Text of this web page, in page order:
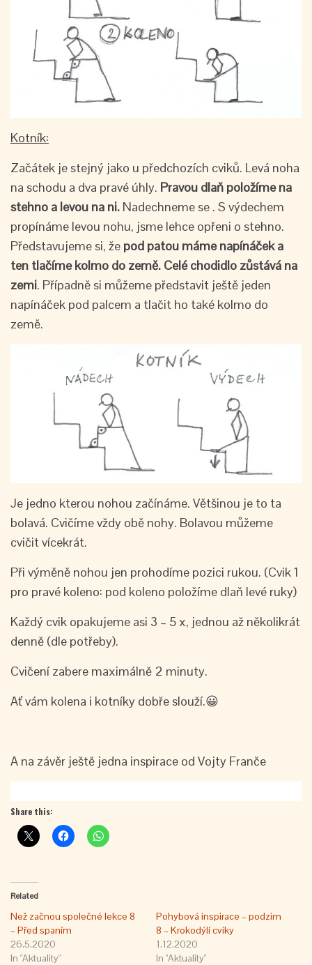
Kotník:
Začátek je stejný jako u předchozích cviků. Levá noha
na schodu a dva pravé úhly. Pravou dlaň položíme na
stehno a levou na ni. Nadechneme se . S výdechem
propínáme levou nohu, jsme lehce opřeni o stehno.
Představujeme si, že pod patou máme napínáček a
ten tlačíme kolmo do země. Celé chodidlo zůstává na
zemi. Případně si můžeme představit ještě jeden
napínáček pod palcem a tlačit ho také kolmo do
země.
Je jedno kterou nohou začínáme. Většinou je to ta
bolavá. Cvičíme vždy obě nohy. Bolavou můžeme
cvičit vícekrát.
Při výměně nohou jen prohodíme pozici rukou. (Cvik 1
pro pravé koleno: pod koleno položíme dlaň levé ruky)
Každý cvik opakujeme asi 3 – 5 x, jednou až několikrát
denně (dle potřeby).
Cvičení zabere maximálně 2 minuty.
Ať vám kolena i kotníky dobře slouží.😀
A na závěr ještě jedna inspirace od Vojty Franče
Share this:
Related
Než začnou společné lekce 8
– Před spaním
26.5.2020
In "Aktuality"
Pohybová inspirace – podzim
8 – Krokodýlí cviky
1.12.2020
In "Aktuality"